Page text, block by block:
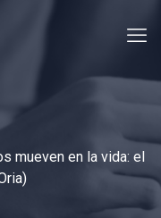
mueven en la vida: el